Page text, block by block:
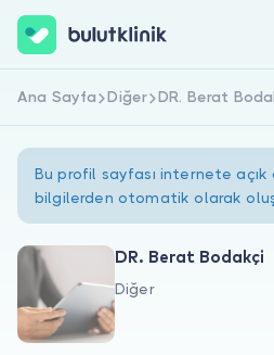
Hakkımızda
Hemen Kaydol
Ana Sayfa Diğer DR. Berat
Bu profil sayfası internete açık
bilgilerden otomatik olarak
DR. Berat Bodakçi
Diğer